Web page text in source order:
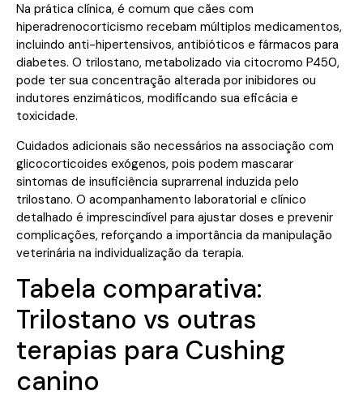
Na prática clínica, é comum que cães com
hiperadrenocorticismo recebam múltiplos medicamentos,
incluindo anti-hipertensivos, antibióticos e fármacos para
diabetes. O trilostano, metabolizado via citocromo P450,
pode ter sua concentração alterada por inibidores ou
indutores enzimáticos, modificando sua eficácia e
toxicidade.
Cuidados adicionais são necessários na associação com
glicocorticoides exógenos, pois podem mascarar
sintomas de insuficiência suprarrenal induzida pelo
trilostano. O acompanhamento laboratorial e clínico
detalhado é imprescindível para ajustar doses e prevenir
complicações, reforçando a importância da manipulação
veterinária na individualização da terapia.
Tabela comparativa:
Trilostano vs outras
terapias para Cushing
canino